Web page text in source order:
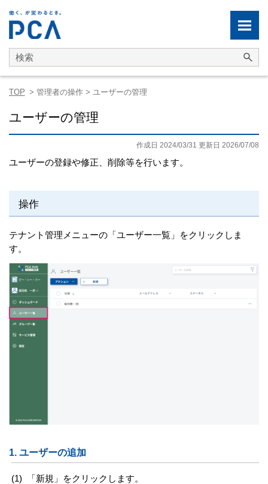
TOP > 管理者の操作> ユーザーの管理
ユーザーの管理
作成日 2024/03/31 更新日 2026/07/08
ユーザーの登録や修正、削除等を行います。
操作
テナント管理メニューの「ユーザー一覧」をクリックしま
す。
1. ユーザーの追加
(1) 「新規」をクリックします。